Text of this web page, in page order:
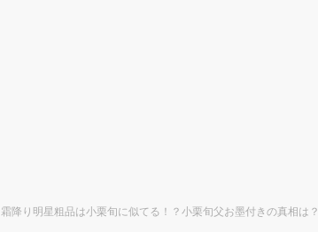
霜降り明星粗品は小栗旬に似てる！？小栗旬父お墨付きの真相は？